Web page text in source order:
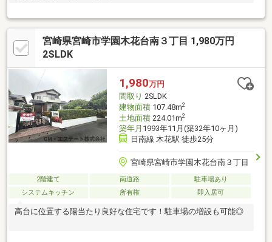
宮崎県宮崎市学園木花台南３丁目 1,980万円
2SLDK
1,980万円
間取り 2SLDK
建物面積107.48m2
土地面積224.01m2
築年月 1993年11月(築32年10ヶ月)
日南線 木花駅 徒歩25分
宮崎県宮崎市学園木花台南３丁目
2階建て 南道路
駐車場あり
システムキッチン
所有権 即入居可
高台に位置する陽当たり良好な住宅です！駐車場の増設も可能◎